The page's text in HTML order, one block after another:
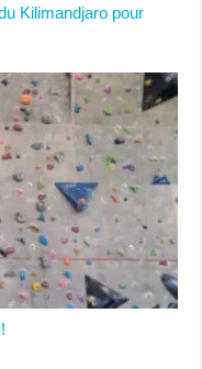
Kilimandjaro pour